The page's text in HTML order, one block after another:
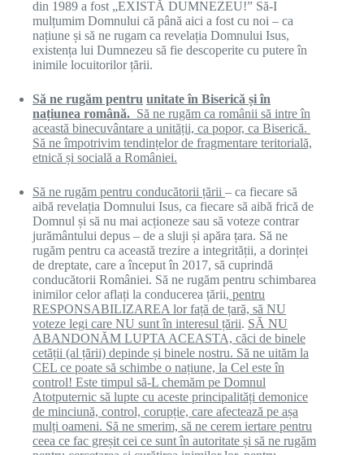
din 1989 a fost „EXISTĂ DUMNEZEU!” Să-I
mulțumim Domnului că până aici a fost cu noi – ca
națiune și să ne rugam ca revelația Domnului Isus,
existența lui Dumnezeu să fie descoperite cu putere în
inimile locuitorilor țării.
Să ne rugăm pentru unitate în Biserică și în
națiunea română. Să ne rugăm ca românii să intre în
această binecuvântare a unității, ca popor, ca Biserică.
Să ne împotrivim tendințelor de fragmentare teritorială,
etnică și socială a României.
Să ne rugăm pentru conducătorii țării – ca fiecare să
aibă revelația Domnului Isus, ca fiecare să aibă frică de
Domnul și să nu mai acționeze sau să voteze contrar
jurământului depus – de a sluji și apăra țara. Să ne
rugăm pentru ca această trezire a integrității, a dorinței
de dreptate, care a început în 2017, să cuprindă
conducătorii României. Să ne rugăm pentru schimbarea
inimilor celor aflați la conducerea țării, pentru
RESPONSABILIZAREA lor față de țară, să NU
voteze legi care NU sunt în interesul țării. SĂ NU
ABANDONĂM LUPTA ACEASTA, căci de binele
cetății (al țării) depinde și binele nostru. Să ne uităm la
CEL ce poate să schimbe o națiune, la Cel este în
control! Este timpul să-L chemăm pe Domnul
Atotputernic să lupte cu aceste principalități demonice
de minciună, control, corupție, care afectează pe așa
mulți oameni. Să ne smerim, să ne cerem iertare pentru
ceea ce fac greșit cei ce sunt în autoritate și să ne rugăm